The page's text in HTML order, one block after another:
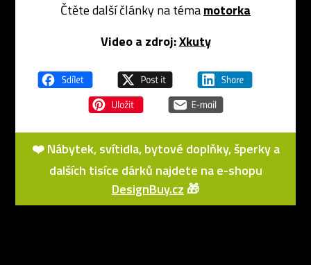
Čtěte další články na témamotorka
Video a zdroj:Xkuty
❤️ Nábytek, svítidla, bytové doplňky, šperky a
dalších tisíce dárků najdete na e-shopu
DesignBuy.cz 🎁